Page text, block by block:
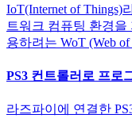
IoT(Internet of Things)
트워크 컴퓨팅 환경
용하려는 WoT (Web
PS3 컨트롤러로 프로
라즈파이에 연결한